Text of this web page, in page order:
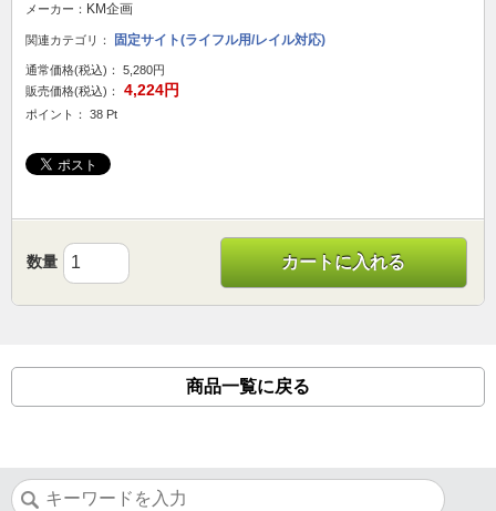
メーカー： KM企画
関連カテゴリ： 固定サイト(ライフル用/レイル対応)
通常価格(税込)：
5,280円
販売価格(税込)：
4,224円
ポイント： 38 Pt
数量 カートに入れる
商品一覧に戻る